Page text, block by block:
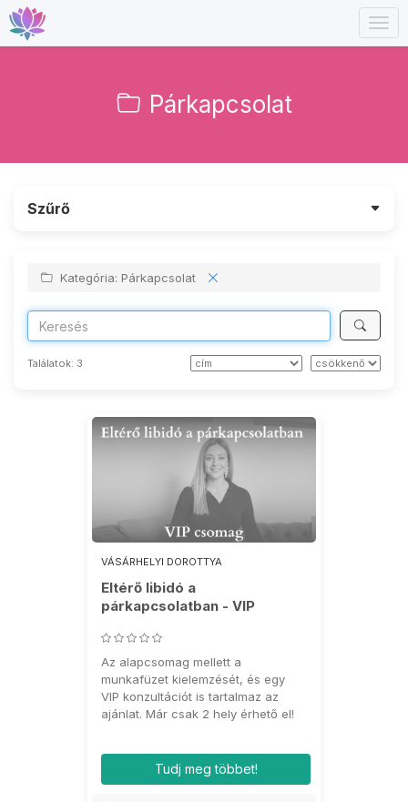
Párkapcsolat
Szűrő
Kategória: Párkapcsolat
Találatok: 3
VÁSÁRHELYI DOROTTYA
Eltérő libidó a
párkapcsolatban - VIP
Az alapcsomag mellett a
munkafüzet kielemzését, és egy
VIP konzultációt is tartalmaz az
ajánlat. Már csak 2 hely érhető el!
Tudj meg többet!